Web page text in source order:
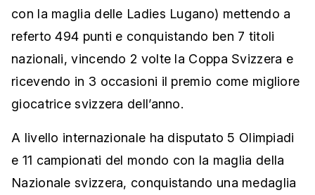
con la maglia delle Ladies Lugano) mettendo a
referto 494 punti e conquistando ben 7 titoli
nazionali, vincendo 2 volte la Coppa Svizzera e
ricevendo in 3 occasioni il premio come migliore
giocatrice svizzera dell’anno.
A livello internazionale ha disputato 5 Olimpiadi
e 11 campionati del mondo con la maglia della
Nazionale svizzera, conquistando una medaglia